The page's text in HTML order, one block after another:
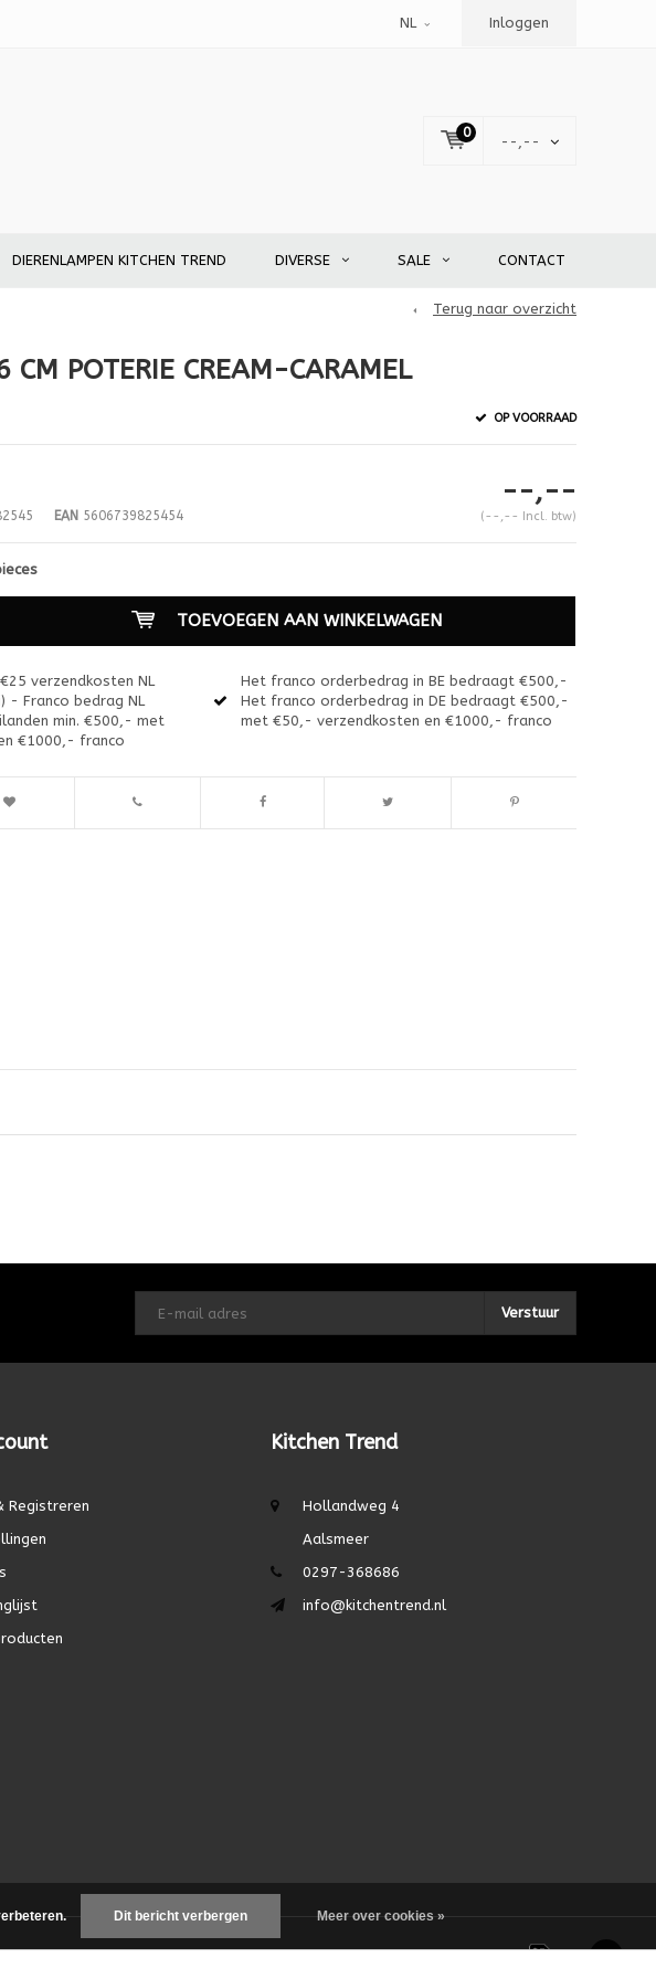
NL Inloggen
0
--,--
DIERENLAMPEN KITCHEN TREND DIVERSE SALE CONTACT
Terug naar overzicht
CM POTERIE CREAM-CARAMEL
OP VOORRAAD
EAN5606739825454
--,--
(--,-- Incl. btw)
TOEVOEGEN AAN WINKELWAGEN
verzendkosten NL
Franco bedrag NL
min. €500,- met
€1000,- franco
Het franco orderbedrag in BE bedraagt €500,-
Het franco orderbedrag in DE bedraagt €500,-
met €50,- verzendkosten en €1000,- franco
Verstuur
Registreren
Kitchen Trend
Hollandweg 4
Aalsmeer
0297-368686
info@kitchentrend.nl
Dit bericht verbergen Meer over cookies »